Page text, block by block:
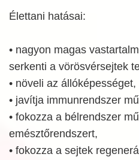
Élettani hatásai:
• nagyon magas
serkenti a vörösvérsejtek
• növeli az állóképességet,
• javítja immunrendszer
• fokozza a bélrendszer
emésztőrendszert,
• fokozza a sejtek